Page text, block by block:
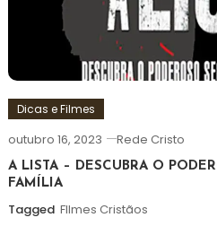
Dicas e Filmes
outubro 16, 2023 Rede Cristo
A LISTA – DESCUBRA O
FAMÍLIA
Tagged FIlmes Cristãos